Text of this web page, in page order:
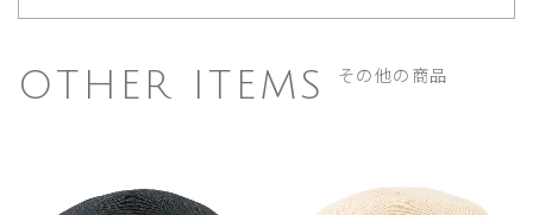
OTHER ITEMS その他の商品